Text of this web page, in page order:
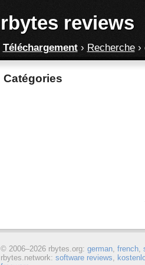
rbytes reviews
Téléchargement› Recherche›
Catégories
© 2006–2026 rbytes.org: german, french,
rbytes.network: software reviews,